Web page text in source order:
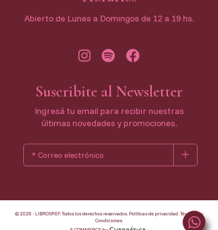
Abierto de Lunes a Domingos de 12 a 19 hs.
Suscribite al Newsletter
Ingresá tu email para recibir nuestras
últimas novedades y promociones.
© 2026 - LIBROSREF. Todos los derechos reservados. Políticas de privacidad.Términos y
Condiciones.